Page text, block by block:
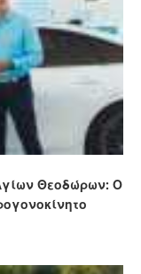
Θεοδώρων: Ο